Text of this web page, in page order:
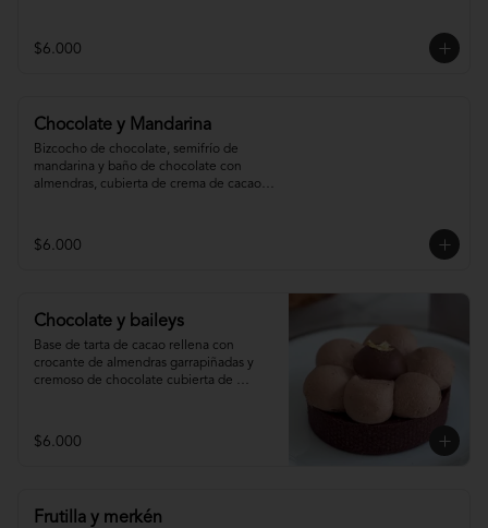
$6.000
Chocolate y Mandarina
Bizcocho de chocolate, semifrío de
mandarina y baño de chocolate con
almendras, cubierta de crema de cacao y
$6.000
Chocolate y baileys
Base de tarta de cacao rellena con
crocante de almendras garrapiñadas y
cremoso de chocolate cubierta de
$6.000
Frutilla y merkén